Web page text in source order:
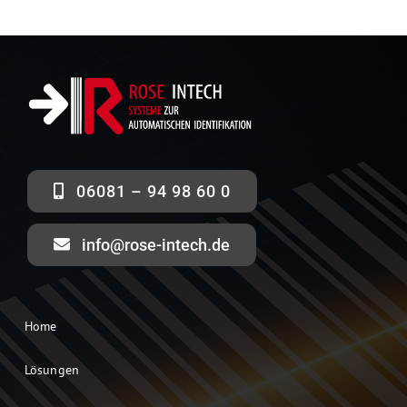
06081 – 94 98 60 0
info@rose-intech.de
Home
Lösungen